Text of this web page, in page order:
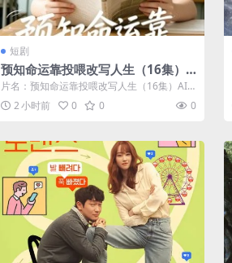
短剧
预知命运靠投喂改写人生（16集）A
I短剧 (2026)
片名：预知命运靠投喂改写人生（16集）AI
短剧 (2026) 分类：短剧 年份：...
2 小时前 0 0 0